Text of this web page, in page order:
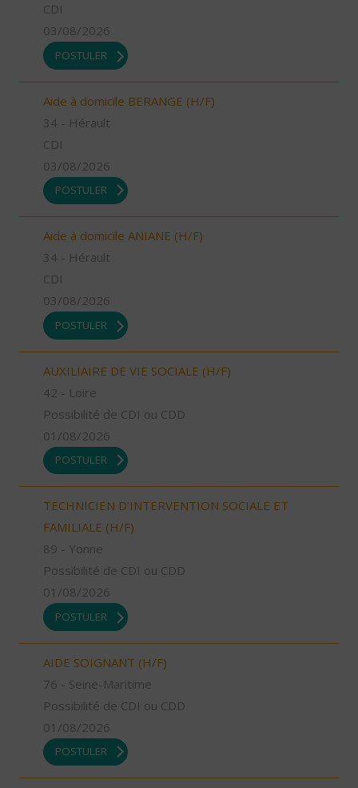
CDI
03/08/2026
POSTULER
Aide à domicile BERANGE (H/F)
34 - Hérault
CDI
03/08/2026
POSTULER
Aide à domicile ANIANE (H/F)
34 - Hérault
CDI
03/08/2026
POSTULER
AUXILIAIRE DE VIE SOCIALE (H/F)
42 - Loire
Possibilité de CDI ou CDD
01/08/2026
POSTULER
TECHNICIEN D’INTERVENTION SOCIALE ET
FAMILIALE (H/F)
89 - Yonne
Possibilité de CDI ou CDD
01/08/2026
POSTULER
AIDE SOIGNANT (H/F)
76 - Seine-Maritime
Possibilité de CDI ou CDD
01/08/2026
POSTULER